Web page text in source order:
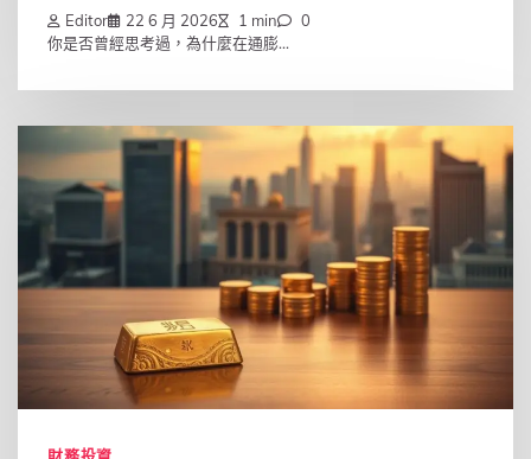
Editor 22 6 月 2026 1 min
0
你是否曾經思考過，為什麼在通膨...